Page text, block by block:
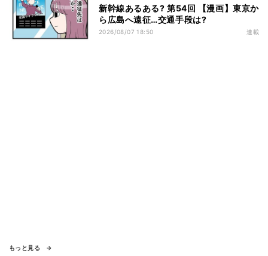
新幹線あるある? 第54回 【漫画】東京か
ら広島へ遠征…交通手段は?
2026/08/07 18:50 連載
もっと見る